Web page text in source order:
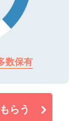
数保有
らう